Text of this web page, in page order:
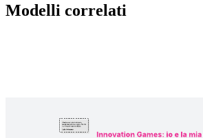
Modelli correlati